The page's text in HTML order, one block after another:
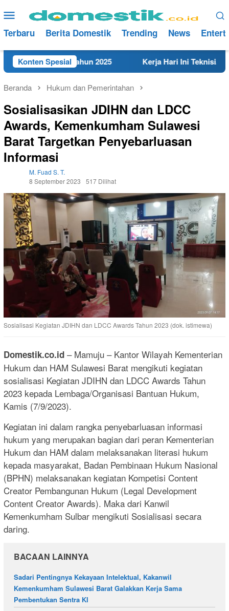
ke
konten
Menu
Mobile
Terbaru Berita Domestik Trending News
Konten Spesial
Rembang Tahun 2025 Kerja Hari Ini Teknisi/
Beranda Hukum dan Pemerintahan
Sosialisasikan JDIHN dan LDCC
Awards, Kemenkumham Sulawesi
Barat Targetkan Penyebarluasan
Informasi
M. Fuad S. T.
8 September 2023
517 Dilihat
Sosialisasi Kegiatan JDIHN dan LDCC Awards Tahun 2023 (dok. istimewa)
Domestik.co.id – Mamuju – Kantor Wilayah Kementerian
Hukum dan HAM Sulawesi Barat mengikuti kegiatan
sosialisasi Kegiatan JDIHN dan LDCC Awards Tahun
2023 kepada Lembaga/Organisasi Bantuan Hukum,
Kamis (7/9/2023).
Kegiatan ini dalam rangka penyebarluasan informasi
hukum yang merupakan bagian dari peran Kementerian
Hukum dan HAM dalam melaksanakan literasi hukum
kepada masyarakat, Badan Pembinaan Hukum Nasional
(BPHN) melaksanakan kegiatan Kompetisi Content
Creator Pembangunan Hukum (Legal Development
Content Creator Awards). Maka dari Kanwil
Kemenkumham Sulbar mengikuti Sosialisasi secara
daring.
BACAAN LAINNYA
Sadari Pentingnya Kekayaan Intelektual, Kakanwil
Kemenkumham Sulawesi Barat Galakkan Kerja Sama
Pembentukan Sentra KI